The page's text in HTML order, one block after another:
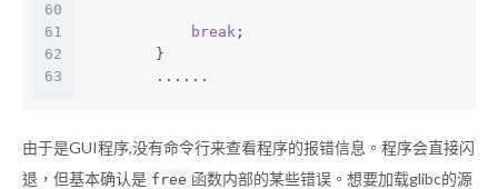
60
61
62
63
break ;
        }
        ......
由于是GUI程序,没有命令行来查看程序的报错信息。程序会直接闪
退，但基本确认是 free 函数内部的某些错误。想要加载glibc的源